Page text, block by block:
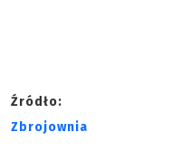
Źródło:
Zbrojownia